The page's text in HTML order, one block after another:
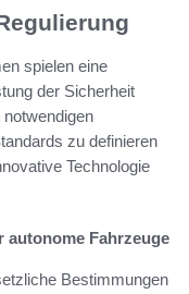
spielen eine
der Sicherheit
zu definieren
Technologie
autonome Fahrzeuge
Bestimmungen